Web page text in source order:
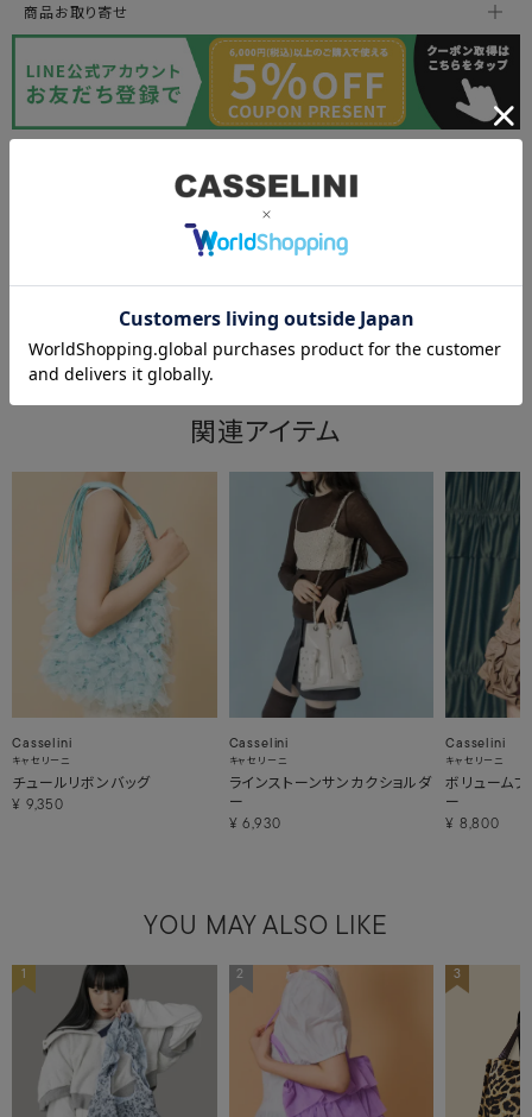
商品お取り寄せ
申し訳ございません。ただいま在庫がございません。
関連アイテム
Casselini
キャセリーニ
チュールリボンバッグ
¥ 9,350
Casselini
キャセリーニ
ラインストーンサンカクショルダ
ー
¥ 6,930
Casselini
キャセリーニ
ボリュームフ
ー
¥ 8,800
YOU MAY ALSO LIKE
1 2 3